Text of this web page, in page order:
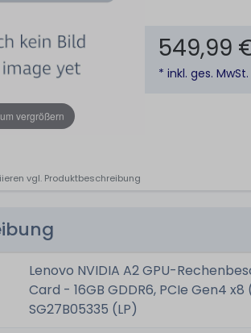
vergrößern
vgl. Produktbeschreibung
549,99
* inkl. ges.
Lenovo NVIDIA A2 GPU-
Card - 16GB GDDR6, PCIe Gen4
SG27B05335 (LP)